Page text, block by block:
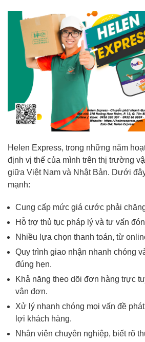
Helen Express, trong những năm
định vị thế của mình trên thị trường
giữa Việt Nam và Nhật Bản. Dưới
mạnh:
Cung cấp mức giá cước phải
Hỗ trợ thủ tục pháp lý và tư vấn
Nhiều lựa chọn thanh toán, từ
Quy trình giao nhận nhanh chóng
đúng hẹn.
Khả năng theo dõi đơn hàng trực
vận đơn.
Xử lý nhanh chóng mọi vấn đề
lợi khách hàng.
Nhân viên chuyên nghiệp, biết rõ